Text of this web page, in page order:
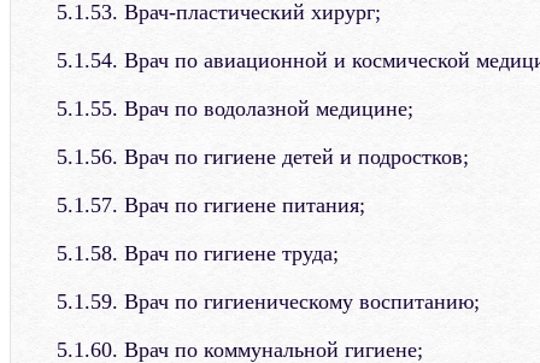
5.1.53. Врач-пластический хирург;
5.1.54. Врач по авиационной и космической
5.1.55. Врач по водолазной медицине;
5.1.56. Врач по гигиене детей и подростков;
5.1.57. Врач по гигиене питания;
5.1.58. Врач по гигиене труда;
5.1.59. Врач по гигиеническому воспитанию;
5.1.60. Врач по коммунальной гигиене;